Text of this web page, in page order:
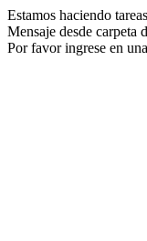
Estamos haciendo
Mensaje desde carpeta
Por favor ingrese en